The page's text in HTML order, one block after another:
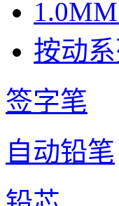
按动系
签字笔
自动铅笔